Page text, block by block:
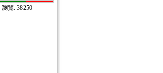
瀏覽: 38250